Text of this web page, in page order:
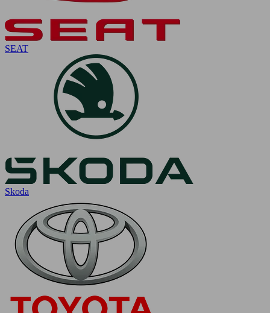
SEAT
Skoda